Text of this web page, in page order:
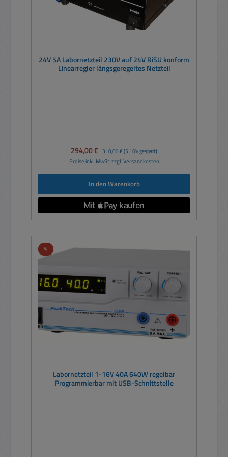
24V 5A Labornetzteil 230V auf 24V RiSU konform
Linearregler längsgeregeltes Netzteil
Verkaufspreis:
294,00 € Regulärer Preis:
310,00 € (5.16% gespart)
Preise inkl. MwSt. zzgl. Versandkosten
In den Warenkorb
%Rabatt
Labornetzteil 1-16V 40A 640W regelbar
Programmierbar mit USB-Schnittstelle